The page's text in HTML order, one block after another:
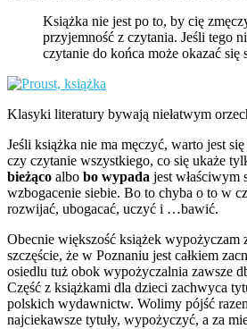
Książka nie jest po to, by cię
przyjemność z czytania. Jeśli tego
czytanie do końca może okazać się
Klasyki literatury bywają niełatwym
Jeśli książka nie ma męczyć, warto jest
czy czytanie wszystkiego, co się ukaże
bieżąco albo bo wypada jest właściwym
wzbogacenie siebie. Bo to chyba o to w
rozwijać, ubogacać, uczyć i …bawić.
Obecnie większość książek wypożyczam
szczęście, że w Poznaniu jest całkiem
osiedlu tuż obok wypożyczalnia zawsze
Część z książkami dla dzieci zachwyca
polskich wydawnictw. Wolimy pójść
najciekawsze tytuły, wypożyczyć, a za